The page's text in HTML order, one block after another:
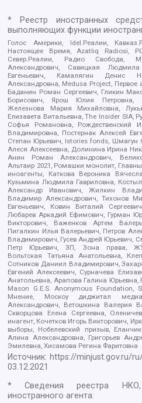
* Реестр иностранных
выполняющих функции
Голос Америки, Idel.Реалии,
Настоящее Время, Azatliq Radiosi,
Север.Реалии, Радио Свобода,
Александрович, Савицкая
Евгеньевич, Камалягин Денис
Александровна, Medusa Project,
Баданин Роман Сергеевич, Гликин
Борисович, Ярош Юлия Петровна,
Железнова Мария Михайловна,
Елизавета Витальевна, The Insider SIA,
Софья Романовна, Рождественский
Владимировна, Постернак Алексей
Степан Юрьевич, Istories fonds, Шмагун
Алеся Алексеевна, Долинина Ирина
Анин Роман Александрович,
Альтаир 2021, Ромашки монолит,
иноагенты, Каткова Вероника
Кузьмина Людмила Гавриловна,
Александр Иванович, Жилкин
Владимир Александрович, Тихонов
Евгеньевич, Ковин Виталий
Любарев Аркадий Ефимович, Гурман
Викторович, Важенков Артем
Пигалкин Илья Валерьевич, Петров
Владимирович, Гусев Андрей Юрьевич,
Петр Юрьевич, ЗП, Зона права,
Вольтская Татьяна Анатольевна,
Сотников Даниил Владимирович,
Евгений Алексеевич, Сурначева
Анатольевна, Арапова Галина
Mason G.E.S. Anonymous
Мнение, Москоу диджитал
Александрович, Ветошкина Валерия
Скворцова Елена Сергеевна,
инагент, Кочетков Игорь Викторович,
выборы, Нобелевский призыв,
Алина Александровна, Григорьев
Эмилевна, Хисамова Регина Фаритовна
Источник: https://minjust.gov.ru/
03.12.2021
* Сведения реестра
иностранного агента: